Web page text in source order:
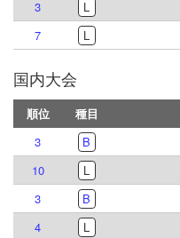
3
L
7
L
国内大会
順位 種目
3
B
10
L
3
B
4
L